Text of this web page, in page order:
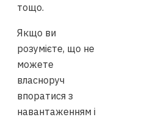
тощо.
Якщо ви
розумієте, що не
можете
власноруч
впоратися з
навантаженням і